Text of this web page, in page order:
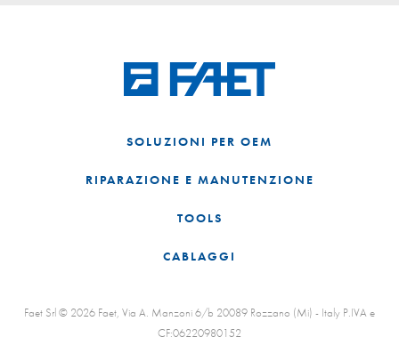
SOLUZIONI PER OEM
RIPARAZIONE E MANUTENZIONE
TOOLS
CABLAGGI
Faet Srl © 2026 Faet, Via A. Manzoni 6/b 20089 Rozzano (Mi) - Italy P.IVA e
CF:06220980152